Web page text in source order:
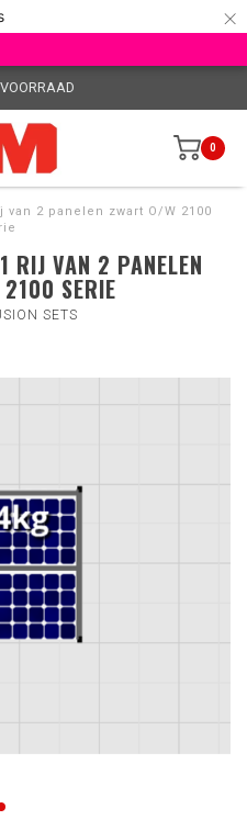
×
0
2 panelen zwart O/W 2100
RIJ VAN 2 PANELEN
SERIE
SETS